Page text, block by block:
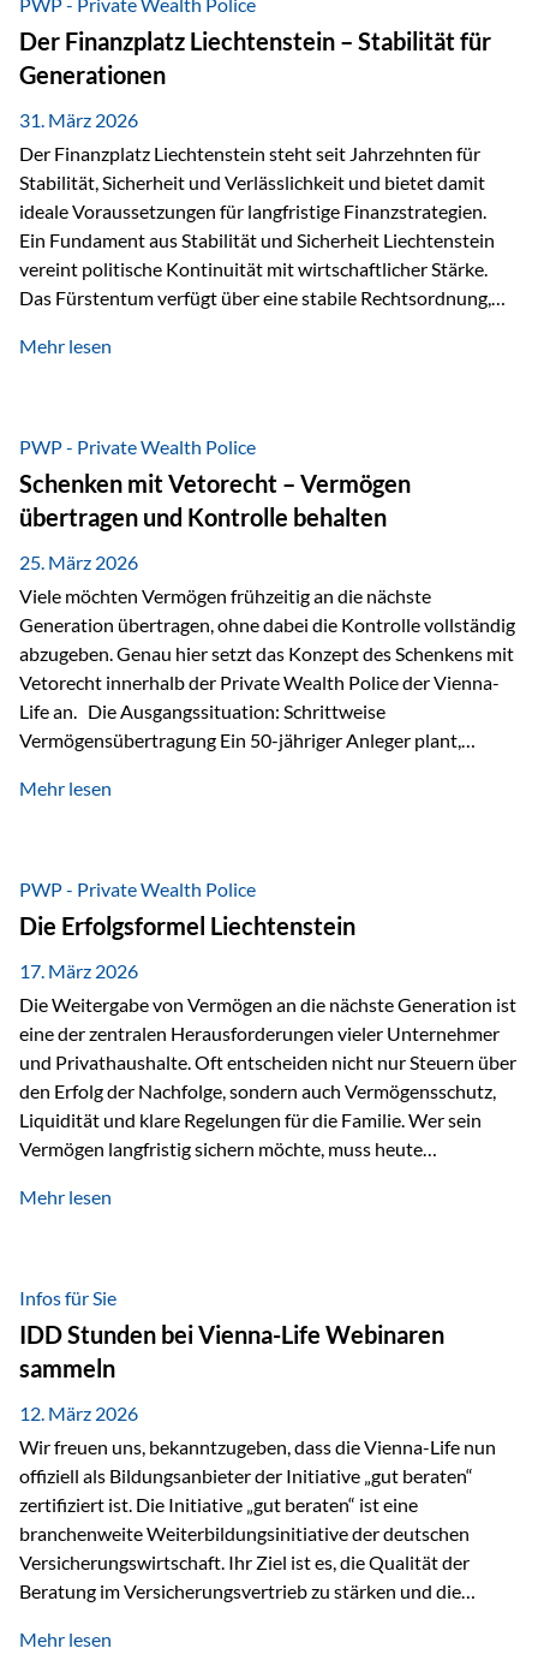
heißt das:Diese Gelder gehören im Konkursfall nicht zur
allgemeinen Konkursmasse, sondern werden ausschließlich
zur Erfüllung…
Der Finanzplatz Liechtenstein – Stabilität für
Generationen
31. März 2026
Der Finanzplatz Liechtenstein steht seit Jahrzehnten für
Stabilität, Sicherheit und Verlässlichkeit und bietet damit
ideale Voraussetzungen für langfristige Finanzstrategien.
Ein Fundament aus Stabilität und Sicherheit Liechtenstein
vereint politische Kontinuität mit wirtschaftlicher Stärke.
Das Fürstentum verfügt über eine stabile Rechtsordnung,
monarchischen Elementen basiert. Diese Struktur schafft
und Unternehmen. Ein wesentliches Merkmal ist die
Staatsfinanzierung: Liechtenstein weist keine
Staatsschulden auf, und der Schutz der wirtschaftlichen
Interessen der Bevölkerung ist in der Verfassung verankert.
Besonders hervorzuheben ist hierbei Artikel 14 der
liechtensteinischen Verfassung. Darin…
Mehr lesen
PWP - Private Wealth Police
Schenken mit Vetorecht – Vermögen
übertragen und Kontrolle behalten
25. März 2026
Viele möchten Vermögen frühzeitig an die nächste
Generation übertragen, ohne dabei die Kontrolle vollständig
abzugeben. Genau hier setzt das Konzept des Schenkens mit
Vetorecht innerhalb der Private Wealth Police der Vienna-
Life an. Die Ausgangssituation: Schrittweise
Vermögensübertragung Ein 50-jähriger Anleger plant,
der steuerliche Freibetrag optimal genutzt werden, sondern
strukturierte, langfristige Vermögensübertragung, ohne die
Kontrolle vollständig aus der Hand zu geben. Die Lösung:
Abschmelzung mit Vetorecht Die Umsetzung erfolgt über die
Private Wealth Police…
Mehr lesen
PWP - Private Wealth Police
Die Erfolgsformel Liechtenstein
17. März 2026
Die Weitergabe von Vermögen an die nächste Generation ist
eine der zentralen Herausforderungen vieler Unternehmer
und Privathaushalte. Oft entscheiden nicht nur Steuern über
den Erfolg der Nachfolge, sondern auch Vermögensschutz,
Liquidität und klare Regelungen für die Familie. Wer sein
Vermögen langfristig sichern möchte, muss heute
„Erfolgsformel Liechtenstein“, herausgegeben und verfasst
Vermögensschutz strategisch miteinander verbindet.
Warum klassische Nachfolgeplanung oft scheitert Viele
Vermögen werden erst im Todesfall übertragen. Das kann zu
Problemen führen: Hohe Erbschaftsteuern Streitigkeiten
zwischen Erben Liquiditätsprobleme bei Immobilien…
Mehr lesen
Infos für Sie
IDD Stunden bei Vienna-Life Webinaren
sammeln
12. März 2026
Wir freuen uns, bekanntzugeben, dass die Vienna-Life nun
offiziell als Bildungsanbieter der Initiative „gut beraten“
zertifiziert ist. Die Initiative „gut beraten“ ist eine
branchenweite Weiterbildungsinitiative der deutschen
Versicherungswirtschaft. Ihr Ziel ist es, die Qualität der
Beratung im Versicherungsvertrieb zu stärken und die
Personen transparent zu dokumentieren. Seit der
Mehr lesen